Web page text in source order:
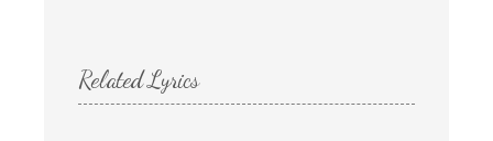
Related Lyrics